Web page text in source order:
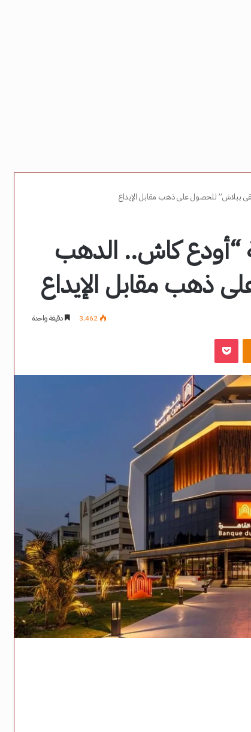
ببلاش” للحصول على ذهب مقابل الإيداع
“أودع كاش.. الدهب
ذهب مقابل الإيداع
3٬462 دقيقة واحدة